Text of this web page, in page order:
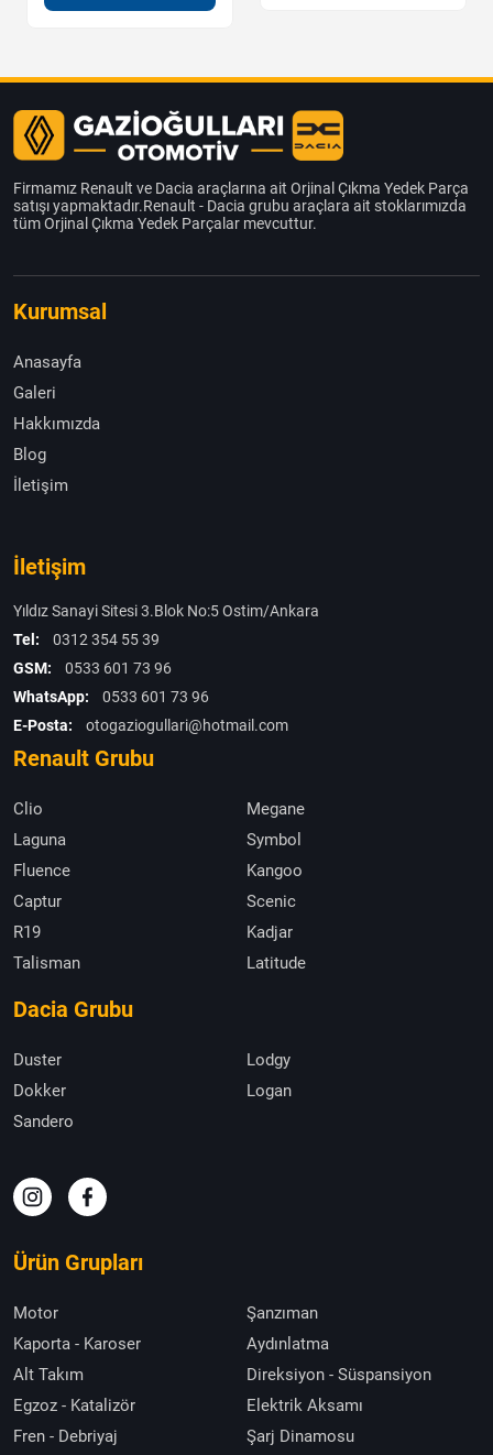
Firmamız Renault ve Dacia araçlarına ait Orjinal Çıkma Yedek Parça
satışı yapmaktadır.Renault - Dacia grubu araçlara ait stoklarımızda
tüm Orjinal Çıkma Yedek Parçalar mevcuttur.
Kurumsal
Anasayfa
Galeri
Hakkımızda
Blog
İletişim
İletişim
Yıldız Sanayi Sitesi 3.Blok No:5 Ostim/Ankara
Tel:
0312 354 55 39
GSM:
0533 601 73 96
WhatsApp:
0533 601 73 96
E-Posta:
otogaziogullari@hotmail.com
Renault Grubu
Clio
Megane
Laguna
Symbol
Fluence
Kangoo
Captur
Scenic
R19
Kadjar
Talisman
Latitude
Dacia Grubu
Duster
Lodgy
Dokker
Logan
Sandero
Ürün Grupları
Motor
Şanzıman
Kaporta - Karoser
Aydınlatma
Alt Takım
Direksiyon - Süspansiyon
Egzoz - Katalizör
Elektrik Aksamı
Fren - Debriyaj
Şarj Dinamosu